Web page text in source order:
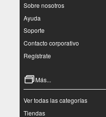
Sobre nosotros
Ayuda
Soporte
Contacto corporativo
Regístrate
Más...
Ver todas las categorías
Tiendas